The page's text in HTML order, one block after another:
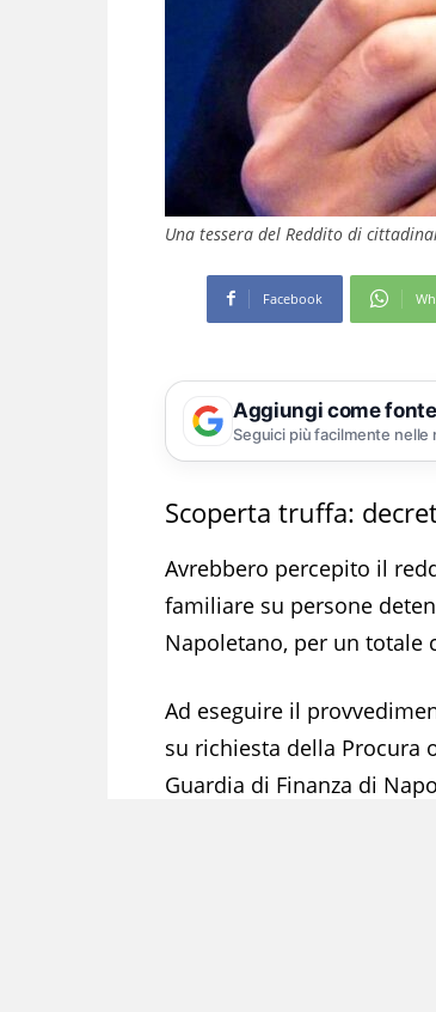
Una tessera del Reddito di
Facebook
Aggiungi come
Seguici più facilmente nelle
Scoperta truffa:
Avrebbero percepito il
familiare su persone
Napoletano, per un totale
Ad eseguire il
su richiesta della Procura
Guardia di Finanza di